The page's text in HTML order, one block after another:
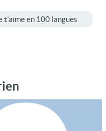
t'aime en 100 langues